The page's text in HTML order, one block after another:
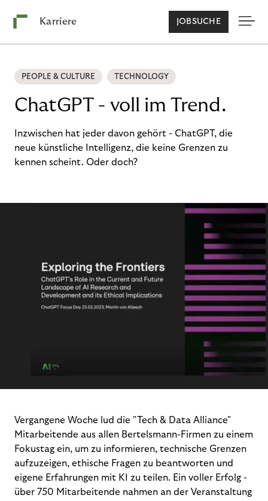
Karriere JOBSUCHE
PEOPLE & CULTURE TECHNOLOGY
ChatGPT - voll im Trend.
Inzwischen hat jeder davon gehört - ChatGPT, die
neue künstliche Intelligenz, die keine Grenzen zu
kennen scheint. Oder doch?
Vergangene Woche lud die "Tech & Data Alliance"
Mitarbeitende aus allen Bertelsmann-Firmen zu einem
Fokustag ein, um zu informieren, technische Grenzen
aufzuzeigen, ethische Fragen zu beantworten und
eigene Erfahrungen mit KI zu teilen. Ein voller Erfolg -
über 750 Mitarbeitende nahmen an der Veranstaltung